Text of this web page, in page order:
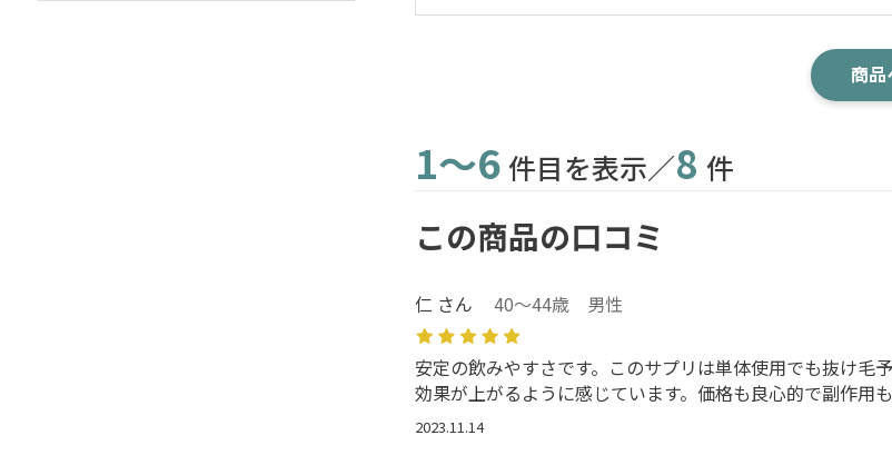
商品
1～6 件目を表示／8 件
この商品の口コミ
仁 さん 40～44歳 男性
安定の飲みやすさです。このサプリは単体使用でも抜け毛
効果が上がるように感じています。価格も良心的で副作用
2023.11.14